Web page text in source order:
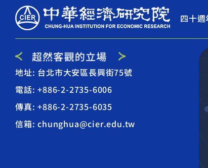
四十
地址: 台北市大安區長興街75號
電話: +886-2-2735-6006
傳真: +886-2-2735-6035
信箱: chunghua@cier.edu.tw